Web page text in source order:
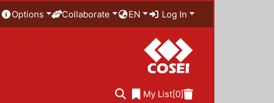
Options Collaborate EN Log In
My List[0]